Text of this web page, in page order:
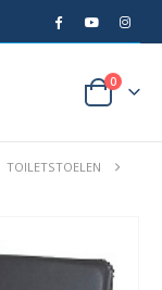
0
TOILETSTOELEN